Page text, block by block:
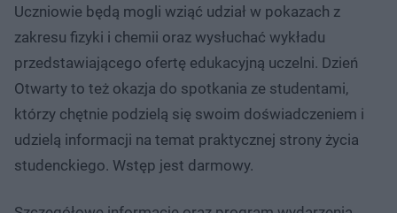
Uczniowie będą mogli wziąć udział w pokazach z
zakresu fizyki i chemii oraz wysłuchać wykładu
przedstawiającego ofertę edukacyjną uczelni. Dzień
Otwarty to też okazja do spotkania ze studentami,
którzy chętnie podzielą się swoim doświadczeniem i
udzielą informacji na temat praktycznej strony życia
studenckiego. Wstęp jest darmowy.​